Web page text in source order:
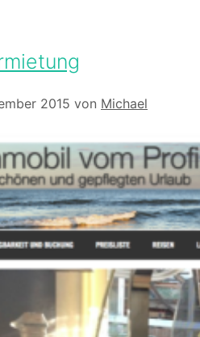
2015 von Michael